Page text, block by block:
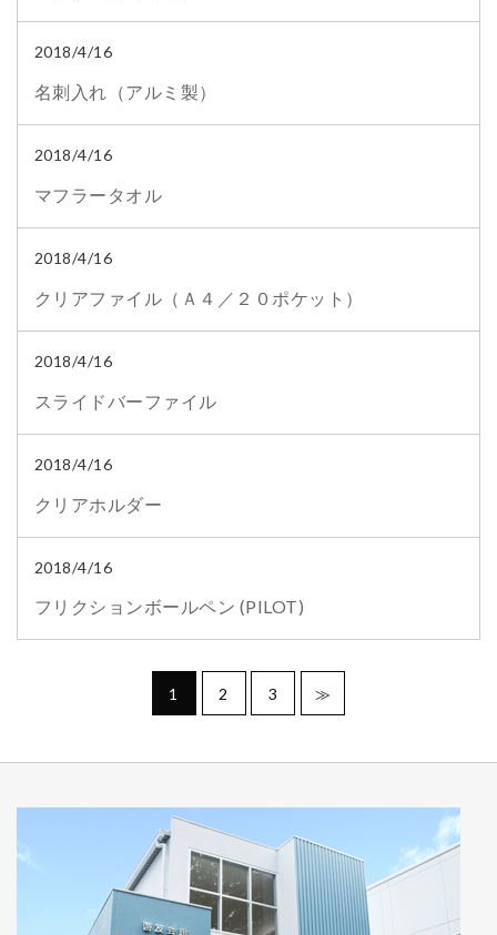
2018/4/16
名刺入れ（アルミ製）
2018/4/16
マフラータオル
2018/4/16
クリアファイル（Ａ４／２０ポケット）
2018/4/16
スライドバーファイル
2018/4/16
クリアホルダー
2018/4/16
フリクションボールペン (PILOT)
1 2 3 ≫